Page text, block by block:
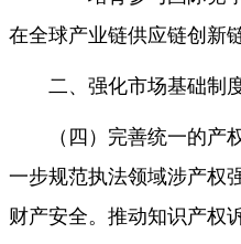
在全球产业链供应链创新
二、强化市场基础制
（四）完善统一的
一步规范执法领域涉产权
财产安全。推动知识产权